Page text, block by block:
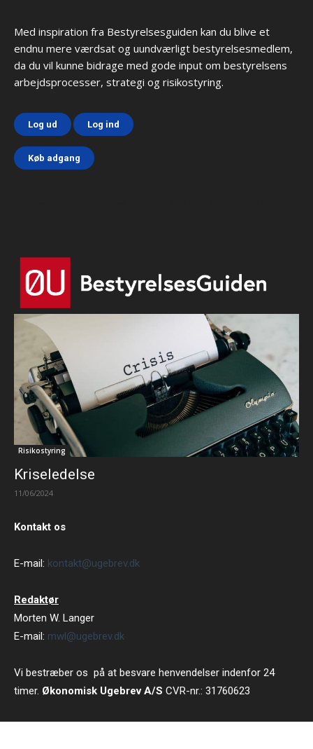
Med inspiration fra Bestyrelsesguiden kan du blive et
endnu mere værdsat og uundværligt bestyrelsesmedlem,
da du vil kunne bidrage med gode input om bestyrelsens
arbejdsprocesser, strategi og risikostyring.
Log ud Log ind
Køb adgang
Risikostyring
Kriseledelse
11/06/2024
Kontakt os
E-mail: kontakt@ugebrev.dk
Redaktør
Morten W. Langer
E-mail: mwl@ugebrev.dk
Vi bestræber os på at besvare henvendelser indenfor 24
timer. Økonomisk Ugebrev A/S CVR-nr.: 31760623